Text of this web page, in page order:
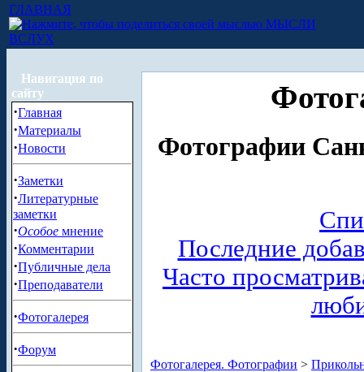
ГЛАВНАЯ
МЫСЛИ
ВСЛУХ
Навигация по
сайту
·Главная
·Материалы
·Новости
·Заметки
·Литературные
заметки
·Особое мнение
·Комментарии
·Публичные дела
·Преподаватели
·Фотогалерея
·Форум
Фотографии
Последние
Часто
Фотогалерея. Фотографии >